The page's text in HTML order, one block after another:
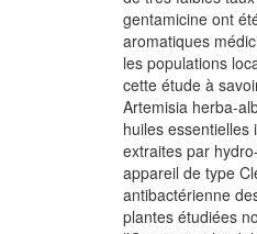
gentamicine ont
aromatiques
les populations
cette étude à
Artemisia herba-
huiles essentielles
extraites par
appareil de type
antibactérienne
plantes étudiées